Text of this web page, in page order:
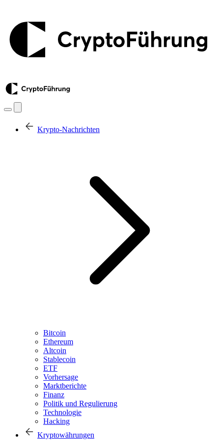
Krypto-Nachrichten
Bitcoin
Ethereum
Altcoin
Stablecoin
ETF
Vorhersage
Marktberichte
Finanz
Politik und Regulierung
Technologie
Hacking
Kryptowährungen